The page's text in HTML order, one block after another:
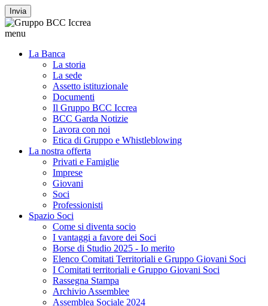
Invia
menu
La Banca
La storia
La sede
Assetto istituzionale
Documenti
Il Gruppo BCC Iccrea
BCC Garda Notizie
Lavora con noi
Etica di Gruppo e Whistleblowing
La nostra offerta
Privati e Famiglie
Imprese
Giovani
Soci
Professionisti
Spazio Soci
Come si diventa socio
I vantaggi a favore dei Soci
Borse di Studio 2025 - Io merito
Elenco Comitati Territoriali e Gruppo Giovani Soci
I Comitati territoriali e Gruppo Giovani Soci
Rassegna Stampa
Archivio Assemblee
Assemblea Sociale 2024